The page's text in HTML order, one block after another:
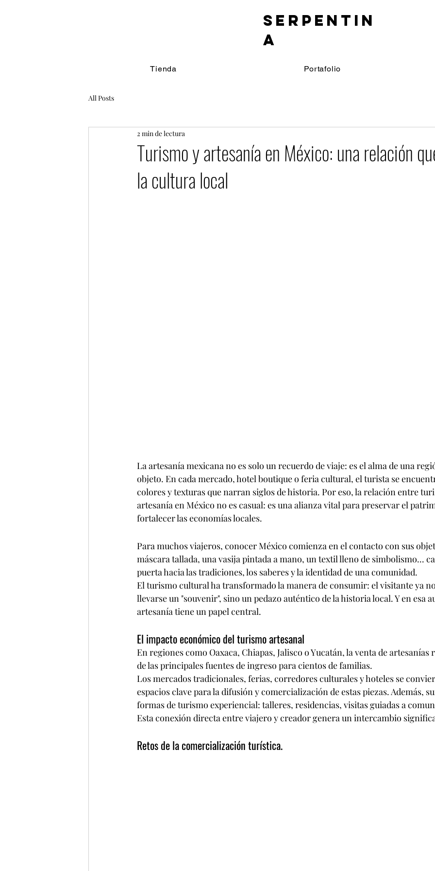
SERPENTIN
A
Tienda Portafolio
All Posts
Turismo y artesanía en México: una relación
la cultura local
2 min de lectura
La artesanía mexicana no es solo un recuerdo de viaje: es el alma de una
objeto. En cada mercado, hotel boutique o feria cultural, el turista se
colores y texturas que narran siglos de historia. Por eso, la relación entre
artesanía en México no es casual: es una alianza vital para preservar el
fortalecer las economías locales.
Para muchos viajeros, conocer México comienza en el contacto con sus
máscara tallada, una vasija pintada a mano, un textil lleno de simbolismo...
puerta hacia las tradiciones, los saberes y la identidad de una comunidad.
El turismo cultural ha transformado la manera de consumir: el visitante ya
llevarse un "souvenir", sino un pedazo auténtico de la historia local. Y en esa
artesanía tiene un papel central.
El impacto económico del turismo artesanal
En regiones como Oaxaca, Chiapas, Jalisco o Yucatán, la venta de
de las principales fuentes de ingreso para cientos de familias.
Los mercados tradicionales, ferias, corredores culturales y hoteles se
espacios clave para la difusión y comercialización de estas piezas. Además,
formas de turismo experiencial: talleres, residencias, visitas guiadas a
Esta conexión directa entre viajero y creador genera un intercambio
Retos de la comercialización turística.